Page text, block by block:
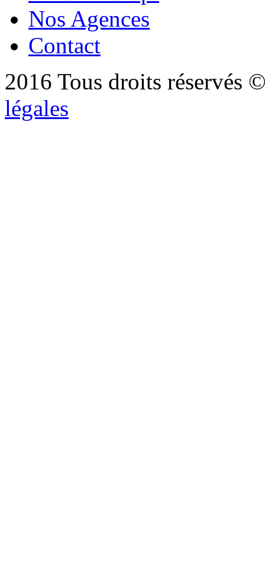
Nos Agences
Contact
2016 Tous droits réservés
légales